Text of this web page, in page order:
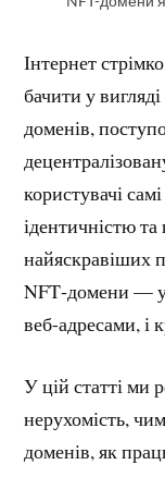
Інтернет
бачити у
доменів,
користувачі
ідентичністю
найяскравіших
NFT‑домени —
веб-адресами, і
У цій статті ми
нерухомість,
доменів, як